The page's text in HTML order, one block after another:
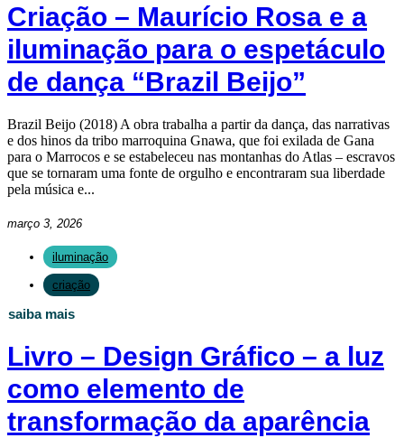
Criação – Maurício Rosa e a
iluminação para o espetáculo
de dança “Brazil Beijo”
Brazil Beijo (2018) A obra trabalha a partir da dança, das narrativas
e dos hinos da tribo marroquina Gnawa, que foi exilada de Gana
para o Marrocos e se estabeleceu nas montanhas do Atlas – escravos
que se tornaram uma fonte de orgulho e encontraram sua liberdade
pela música e...
março 3, 2026
iluminação
criação
saiba mais
Livro – Design Gráfico – a luz
como elemento de
transformação da aparência